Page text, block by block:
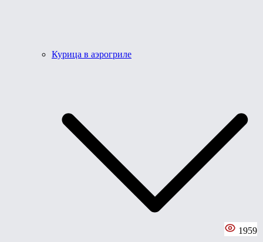
Курица в аэрогриле
1959